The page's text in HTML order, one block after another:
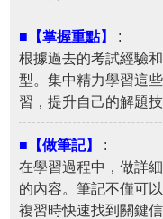
■【掌握重點】
:
根據過去的考試經驗
型。集中精力學習這
習，提升自己的解題技
■【做筆記】
:
在學習過程中，做詳
的內容。筆記不僅可
複習時快速找到關鍵信